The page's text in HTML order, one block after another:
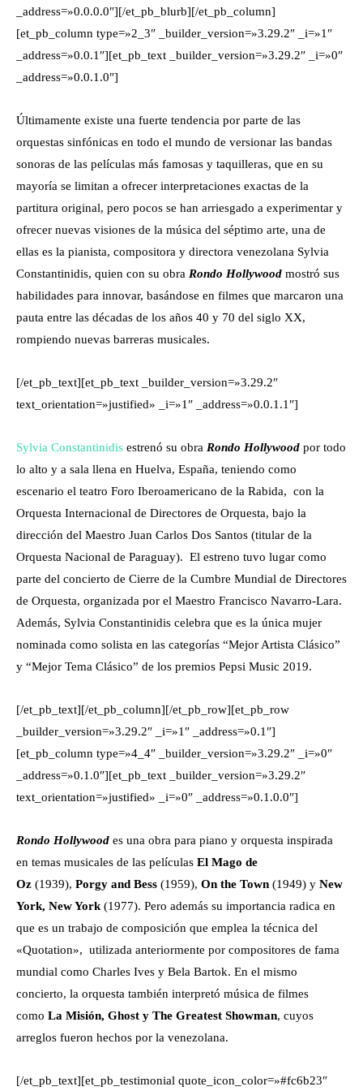
_address=»0.0.0.0″][/et_pb_blurb][/et_pb_column]
[et_pb_column type=»2_3″ _builder_version=»3.29.2″ _i=»1″
_address=»0.0.1″][et_pb_text _builder_version=»3.29.2″ _i=»0″
_address=»0.0.1.0″]
Últimamente existe una fuerte tendencia por parte de las
orquestas sinfónicas en todo el mundo de versionar las bandas
sonoras de las películas más famosas y taquilleras, que en su
mayoría se limitan a ofrecer interpretaciones exactas de la
partitura original, pero pocos se han arriesgado a experimentar y
ofrecer nuevas visiones de la música del séptimo arte, una de
ellas es la pianista, compositora y directora venezolana Sylvia
Constantinidis, quien con su obra Rondo Hollywood mostró sus
habilidades para innovar, basándose en filmes que marcaron una
pauta entre las décadas de los años 40 y 70 del siglo XX,
rompiendo nuevas barreras musicales.
[/et_pb_text][et_pb_text _builder_version=»3.29.2″
text_orientation=»justified» _i=»1″ _address=»0.0.1.1″]
Sylvia Constantinidis estrenó su obra Rondo Hollywood por todo
lo alto y a sala llena en Huelva, España, teniendo como
escenario el teatro Foro Iberoamericano de la Rabida, con la
Orquesta Internacional de Directores de Orquesta, bajo la
dirección del Maestro Juan Carlos Dos Santos (titular de la
Orquesta Nacional de Paraguay). El estreno tuvo lugar como
parte del concierto de Cierre de la Cumbre Mundial de Directores
de Orquesta, organizada por el Maestro Francisco Navarro-Lara.
Además, Sylvia Constantinidis celebra que es la única mujer
nominada como solista en las categorías “Mejor Artista Clásico”
y “Mejor Tema Clásico” de los premios Pepsi Music 2019.
[/et_pb_text][/et_pb_column][/et_pb_row][et_pb_row
_builder_version=»3.29.2″ _i=»1″ _address=»0.1″]
[et_pb_column type=»4_4″ _builder_version=»3.29.2″ _i=»0″
_address=»0.1.0″][et_pb_text _builder_version=»3.29.2″
text_orientation=»justified» _i=»0″ _address=»0.1.0.0″]
Rondo Hollywood es una obra para piano y orquesta inspirada
en temas musicales de las películas El Mago de
Oz (1939), Porgy and Bess (1959), On the Town (1949) y New
York, New York (1977). Pero además su importancia radica en
que es un trabajo de composición que emplea la técnica del
«Quotation», utilizada anteriormente por compositores de fama
mundial como Charles Ives y Bela Bartok. En el mismo
concierto, la orquesta también interpretó música de filmes
como La Misión, Ghost y The Greatest Showman, cuyos
arreglos fueron hechos por la venezolana.
[/et_pb_text][et_pb_testimonial quote_icon_color=»#fc6b23″